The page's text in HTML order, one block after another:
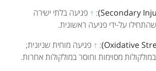
:
↑ פגיעה בלתי ישירה
על-ידי פגיעה ראשונית.
:
↑ פגיעה מוחית שניונית;
מסוימות וחוסר במולקולות אחרות.